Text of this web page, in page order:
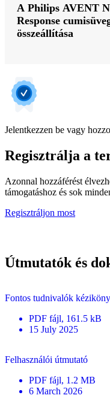
A Philips AVENT
Response
összeállítása
Jelentkezzen be vagy
Regisztrálja a
Azonnal hozzáférést
támogatáshoz és sok
Regisztráljon most
Útmutatók és
Fontos tudnivalók
PDF fájl, 161.5 kB
15 July 2025
Felhasználói útmutató
PDF fájl, 1.2 MB
6 March 2026